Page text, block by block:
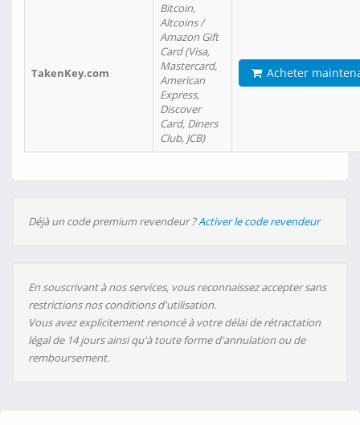
TakenKey.com
Bitcoin,
Altcoins /
Amazon Gift
Card (Visa,
Mastercard,
American
Express,
Discover
Card, Diners
Club, JCB)
Acheter
Déjà un code premium revendeur ?Activer le code revendeur
En souscrivant à nos services, vous reconnaissez accepter sans
restrictions nos conditions d'utilisation.
Vous avez explicitement renoncé à votre délai de rétractation
légal de 14 jours ainsi qu'à toute forme d'annulation ou de
remboursement.